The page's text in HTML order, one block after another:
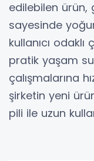
edilebilen
sayesinde
kullanıcı
pratik yaşam
çalışmalarına
şirketin yeni
pili ile uzun